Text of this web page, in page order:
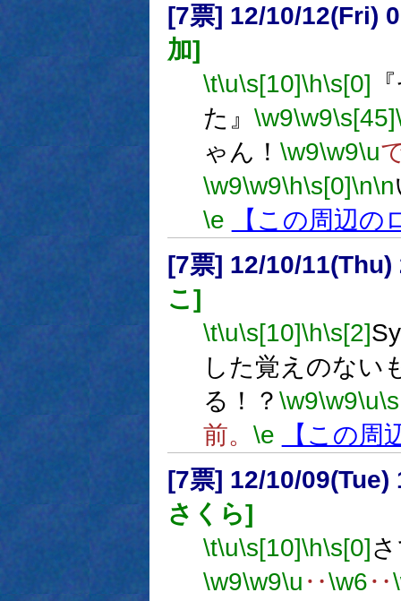
[7票] 12/10/12(Fri)
加]
\t\u\s[10]\h\s[0]
た』 \w9\w9\s[45]
ゃん！ \w9\w9\u
\w9\w9\h\s[0]\n\n
\e
【この周辺の
[7票] 12/10/
こ]
\t\u\s[10]\h\s[2]
した覚えのない
る！？ \w9\w9\u
前。 \e
【この周
[7票] 12/10/09(Tue)
さくら]
\t\u\s[10]\h\s[0]
\w9\w9\u ‥\w6‥